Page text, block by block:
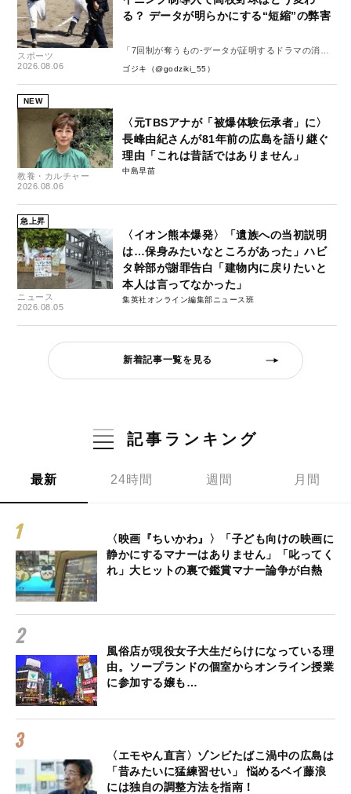
スポーツ
2026.08.06
る？ データが明らかにする“短縮”の弊害
「7回制が奪うもの-データが証明するドラマの消
失-」
ゴジキ（@godziki_55）
NEW
教養・カルチャー
2026.08.06
〈元TBSアナが「被爆体験伝承者」に〉
長峰由紀さんが81年前の広島を語り継ぐ
理由「これは昔話ではありません」
中島早苗
急上昇
ニュース
2026.08.05
〈イオン熊本爆発〉「遺族への当初説明
は…保身みたいなところがあった」ハビ
タ幹部が謝罪告白「建物内に戻りたいと
本人は言ってなかった」
集英社オンライン編集部ニュース班
新着記事一覧を見る
記事ランキング
最新 24時間 週間 月間
〈映画『ちいかわ』〉「子ども向けの映画に
静かにするマナーはありません」「叱ってく
れ」大ヒットの裏で鑑賞マナー論争が白熱
風俗店が現役女子大生だらけになっている理
由。ソープランドの個室からオンライン授業
に参加する嬢も…
〈エモやん直言〉ゾンビたばこ渦中の広島は
「昔みたいに猛練習せい」 悩めるベイ藤浪
には独自の調整方法を指南！